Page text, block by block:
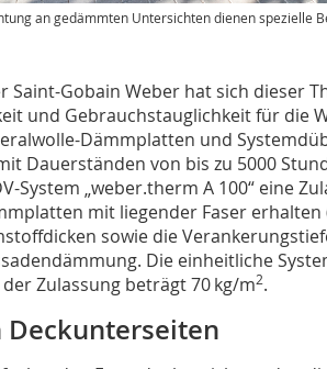
an gedämmten Untersichten dienen spezielle
Saint-Gobain Weber hat sich dieser
und Gebrauchstauglichkeit für die
Dämmplatten und
Dauerständen von bis zu 5000
System „weber.therm A 100“ eine
mit liegender Faser erhalten
sowie die
Die einheitliche
Zulassung beträgt 70 kg/m2.
Deckunterseiten